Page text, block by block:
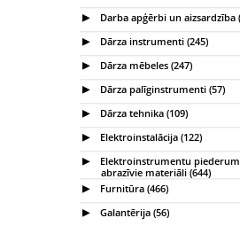
Darba apģērbi un aizsardzība
Dārza instrumenti (245)
Dārza mēbeles (247)
Dārza palīginstrumenti (57)
Dārza tehnika (109)
Elektroinstalācija (122)
Elektroinstrumentu
abrazīvie materiāli (644)
Furnitūra (466)
Galantērija (56)